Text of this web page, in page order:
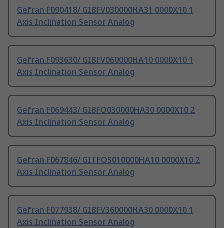
Gefran F090418/ GIBFV030000HA31 0000X10 1
Axis Inclination Sensor Analog
Gefran F093630/ GIBFV060000HA10 0000X10 1
Axis Inclination Sensor Analog
Gefran F069443/ GIBFO030000HA30 0000X10 2
Axis Inclination Sensor Analog
Gefran F067846/ GITFOS010000HA10 0000X10 2
Axis Inclination Sensor Analog
Gefran F077938/ GIBFV360000HA30 0000X10 1
Axis Inclination Sensor Analog